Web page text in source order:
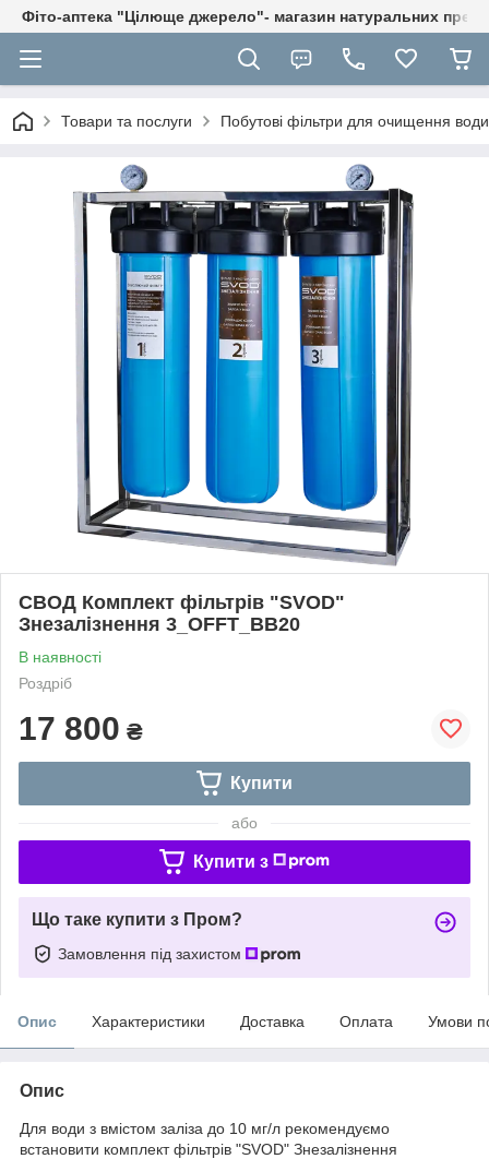
Фіто-аптека "Цілюще джерело"- магазин натуральних
Товари та послуги Побутові фільтри для очищення
СВОД Комплект фільтрів "SVOD"
Знезалізнення 3_OFFT_BB20
В наявності
Роздріб
17 800 ₴
Купити
або
Купити з
Що таке купити з Пром?
Замовлення під захистом
Опис Характеристики Доставка Оплата Умови
Опис
Для води з вмістом заліза до 10 мг/л рекомендуємо
встановити комплект фільтрів "SVOD" Знезалізнення